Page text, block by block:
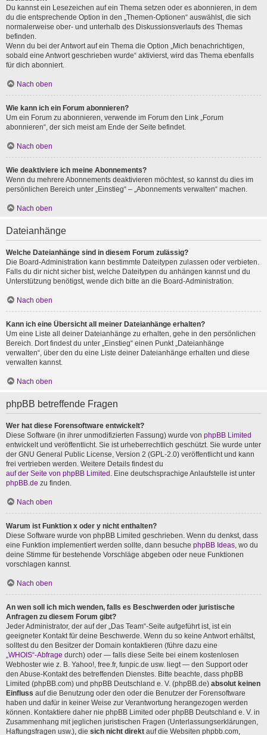
Du kannst ein Lesezeichen auf ein Thema setzen oder es abonnieren, in dem
du die entsprechende Option in den „Themen-Optionen“ auswählst, die sich
normalerweise ober- und unterhalb des Diskussionsverlaufs des Themas
befinden.
Wenn du bei der Antwort auf ein Thema die Option „Mich benachrichtigen,
sobald eine Antwort geschrieben wurde“ aktivierst, wird das Thema ebenfalls
für dich abonniert.
Nach oben
Wie kann ich ein Forum abonnieren?
Um ein Forum zu abonnieren, verwende im Forum den Link „Forum
abonnieren“, der sich meist am Ende der Seite befindet.
Nach oben
Wie deaktiviere ich meine Abonnements?
Wenn du mehrere Abonnements deaktivieren möchtest, so kannst du dies im
persönlichen Bereich unter „Einstieg“ – „Abonnements verwalten“ machen.
Nach oben
Dateianhänge
Welche Dateianhänge sind in diesem Forum zulässig?
Die Board-Administration kann bestimmte Dateitypen zulassen oder verbieten.
Falls du dir nicht sicher bist, welche Dateitypen du anhängen kannst und du
Unterstützung benötigst, wende dich bitte an die Board-Administration.
Nach oben
Kann ich eine Übersicht all meiner Dateianhänge erhalten?
Um eine Liste all deiner Dateianhänge zu erhalten, gehe in den persönlichen
Bereich. Dort findest du unter „Einstieg“ einen Punkt „Dateianhänge
verwalten“, über den du eine Liste deiner Dateianhänge erhalten und diese
verwalten kannst.
Nach oben
phpBB betreffende Fragen
Wer hat diese Forensoftware entwickelt?
Diese Software (in ihrer unmodifizierten Fassung) wurde von phpBB Limited
entwickelt und veröffentlicht. Sie ist urheberrechtlich geschützt. Sie wurde unter
der GNU General Public License, Version 2 (GPL-2.0) veröffentlicht und kann
frei vertrieben werden. Weitere Details findest du
auf der Seite von phpBB Limited . Eine deutschsprachige Anlaufstelle ist unter
phpBB.de zu finden.
Nach oben
Warum ist Funktion x oder y nicht enthalten?
Diese Software wurde von phpBB Limited geschrieben. Wenn du denkst, dass
eine Funktion implementiert werden sollte, dann besuche phpBB Ideas, wo du
deine Stimme für bestehende Vorschläge abgeben oder neue Funktionen
vorschlagen kannst.
Nach oben
An wen soll ich mich wenden, falls es Beschwerden oder juristische
Anfragen zu diesem Forum gibt?
Jeder Administrator, der auf der „Das Team“-Seite aufgeführt ist, ist ein
geeigneter Kontakt für deine Beschwerde. Wenn du so keine Antwort erhältst,
solltest du den Besitzer der Domain kontaktieren (führe dazu eine
„WHOIS“-Abfrage durch) oder — falls diese Seite bei einem kostenlosen
Webhoster wie z. B. Yahoo!, free.fr, funpic.de usw. liegt — den Support oder
den Abuse-Kontakt des betreffenden Dienstes. Bitte beachte, dass phpBB
Limited (phpBB.com) und phpBB Deutschland e. V. (phpBB.de) absolut keinen
Einfluss auf die Benutzung oder den oder die Benutzer der Forensoftware
haben und dafür in keiner Weise zur Verantwortung herangezogen werden
können. Kontaktiere daher nie phpBB Limited oder phpBB Deutschland e. V. in
Zusammenhang mit jeglichen juristischen Fragen (Unterlassungserklärungen,
Haftungsfragen usw.), die sich nicht direkt auf die Websiten phpbb.com,